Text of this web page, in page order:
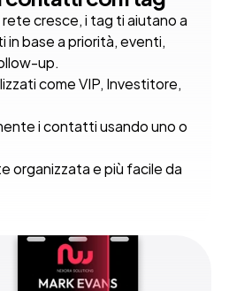
cresce, i tag ti aiutano a
base a priorità, eventi,
up.
come VIP, Investitore,
i contatti usando uno o
organizzata e più facile da